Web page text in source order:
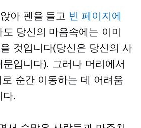
아 펜을 들고 빈 페이지에
당신의 마음속에는 이미
것입니다(당신은 당신의 사
입니다). 그러나 머리에서
순간 이동하는 데 어려움
다.